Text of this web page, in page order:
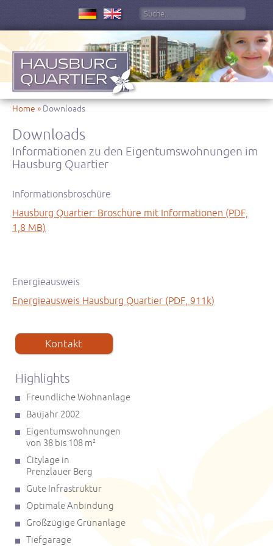
Suchbegriff eingeben
Suche starten
Home » Downloads
Downloads
Informationen zu den Eigentumswohnungen im
Hausburg Quartier
Informationsbroschüre
Hausburg Quartier: Broschüre mit Informationen (PDF,
1,8 MB)
Energieausweis
Energieausweis Hausburg Quartier (PDF, 911k)
Kontakt
Highlights
Freundliche Wohnanlage
Baujahr 2002
Eigentumswohnungen
von 38 bis 108 m2
Citylage in
Prenzlauer Berg
Gute Infrastruktur
Optimale Anbindung
Großzügige Grünanlage
Tiefgarage